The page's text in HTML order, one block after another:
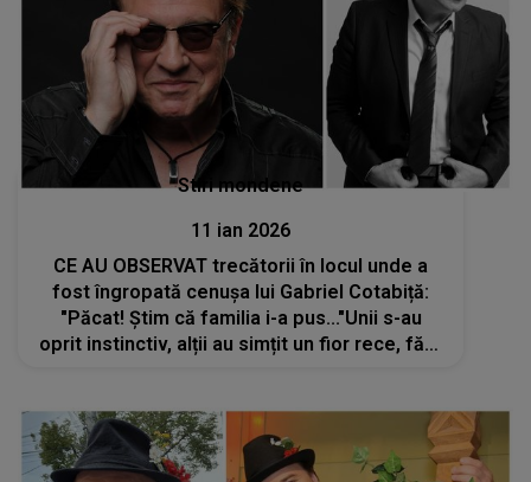
Stiri mondene
11 ian 2026
CE AU OBSERVAT trecătorii în locul unde a
fost îngropată cenușa lui Gabriel Cotabiță:
"Păcat! Știm că familia i-a pus..."Unii s-au
oprit instinctiv, alții au simțit un fior rece, fără